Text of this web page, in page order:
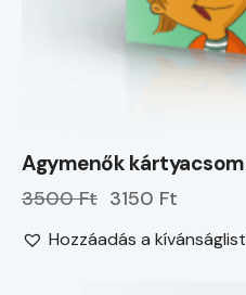
Agymenők
3500 Ft 3150 Ft
Hozzáadás a